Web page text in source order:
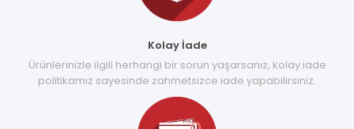
Kolay İade
Ürünlerinizle ilgili herhangi bir sorun yaşarsanız, kolay iade
politikamız sayesinde zahmetsizce iade yapabilirsiniz.